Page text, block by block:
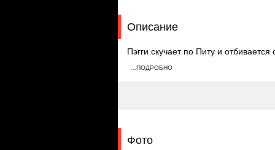
Описание
Пэгги скучает по Питу и
в руках, и врачи рекомендуют ей
…ПОДРОБНО
Фото